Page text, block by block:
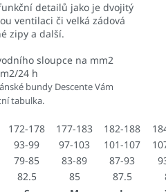
detailů jako je dvojitý
ventilaci či velká zádová
zipy a další.
sloupce na mm2
24 h
bundy Descente Vám
tabulka.
172-178 177-183 182-188
93-99 97-103 101-107
79-85 83-89 87-93
82.5 85 87.5